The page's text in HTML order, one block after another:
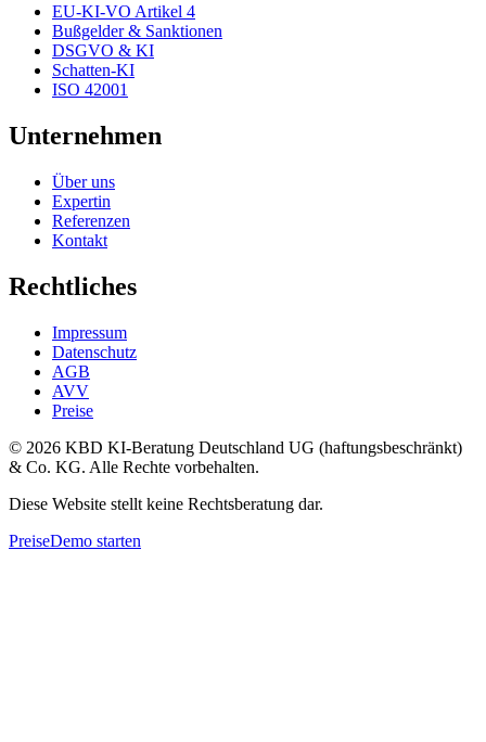
EU-KI-VO Artikel 4
Bußgelder & Sanktionen
DSGVO & KI
Schatten-KI
ISO 42001
Unternehmen
Über uns
Expertin
Referenzen
Kontakt
Rechtliches
Impressum
Datenschutz
AGB
AVV
Preise
© 2026 KBD KI-Beratung Deutschland UG (haftungsbeschränkt)
& Co. KG. Alle Rechte vorbehalten.
Diese Website stellt keine Rechtsberatung dar.
PreiseDemo starten